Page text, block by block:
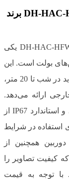
دوربین تحت شبکه بولت DH-HAC-HFW1000RM برند
دوربین تحت شبکه بولت داهوا مدل DH-HAC-HFW1000RM یکی
بولت است. این
دوربین با کیفیت تصویر 1 مگاپیکسل و قابلیت دید در شب تا 20 متر،
ارائه می‌دهد.
طراحی ضد آب و مقاوم در برابر شرایط جوی و استاندارد IP67 از
استفاده در شرایط
همچنین از
کیفیت تصاویر را
توجه به قیمت